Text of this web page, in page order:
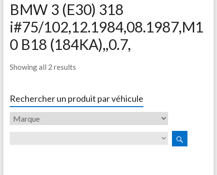
BMW 3 (E30) 318
i#75/102,12.1984,08.1987,M1
0 B18 (184KA),,0.7,
Showing all 2 results
Rechercher un produit par véhicule